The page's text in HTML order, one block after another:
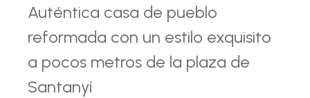
Auténtica casa de pueblo
reformada con un estilo exquisito
a pocos metros de la plaza de
Santanyí